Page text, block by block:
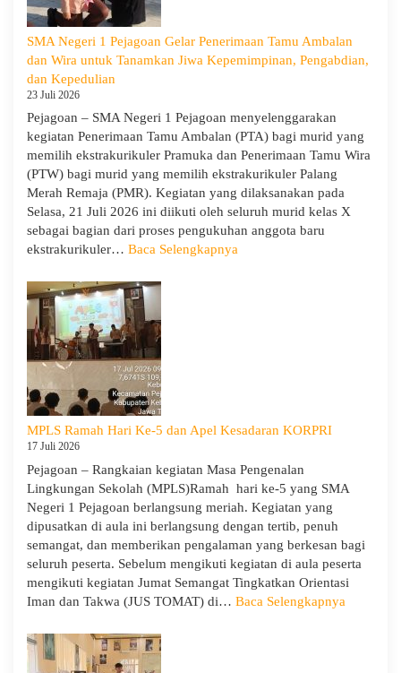
Kelas
X
SMAN
1
Pejagoan
Tahun
Pelajaran
2026/2027
SMA Negeri 1 Pejagoan Gelar Penerimaan Tamu Ambalan
dan Wira untuk Tanamkan Jiwa Kepemimpinan, Pengabdian,
dan Kepedulian
23 Juli 2026
Pejagoan – SMA Negeri 1 Pejagoan menyelenggarakan
kegiatan Penerimaan Tamu Ambalan (PTA) bagi murid yang
memilih ekstrakurikuler Pramuka dan Penerimaan Tamu Wira
(PTW) bagi murid yang memilih ekstrakurikuler Palang
Merah Remaja (PMR). Kegiatan yang dilaksanakan pada
Selasa, 21 Juli 2026 ini diikuti oleh seluruh murid kelas X
sebagai bagian dari proses pengukuhan anggota baru
ekstrakurikuler… Baca Selengkapnya
Wira
Tanamkan
Jiwa
Kepemimpinan,
Pengabdian,
dan
Kepedulian
MPLS Ramah Hari Ke-5 dan Apel Kesadaran KORPRI
17 Juli 2026
Pejagoan – Rangkaian kegiatan Masa Pengenalan
Lingkungan Sekolah (MPLS)Ramah hari ke-5 yang SMA
Negeri 1 Pejagoan berlangsung meriah. Kegiatan yang
dipusatkan di aula ini berlangsung dengan tertib, penuh
semangat, dan memberikan pengalaman yang berkesan bagi
seluruh peserta. Sebelum mengikuti kegiatan di aula peserta
mengikuti kegiatan Jumat Semangat Tingkatkan Orientasi
Iman dan Takwa (JUS TOMAT) di… Baca Selengkapnya